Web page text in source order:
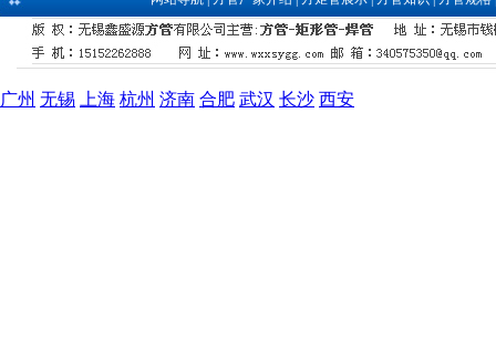
广州 无锡 上海 杭州 济南 合肥 武汉 长沙 西安